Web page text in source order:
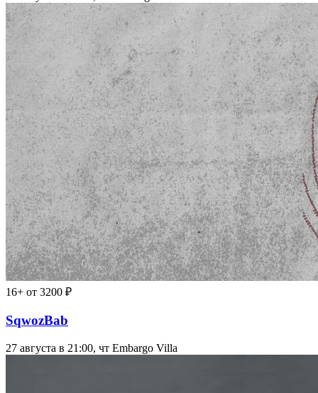
16+ от 3200 ₽
SqwozBab
27 августа в 21:00, чт Embargo Villa